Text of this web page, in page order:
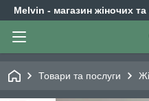
Melvin - магазин жіночих та
Товари та послуги